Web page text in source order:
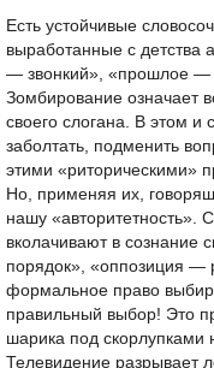
Есть устойчивые
выработанные с детства
— звонкий», «прошлое —
Зомбирование означает
своего слогана. В этом и
заболтать, подменить
этими «риторическими»
Но, применяя их,
нашу «авторитетность».
вколачивают в сознание
порядок», «оппозиция —
формальное право
правильный выбор! Это
шарика под скорлупками
Телевидение разрывает